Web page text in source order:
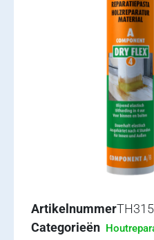
Artikelnummer
Categorieën